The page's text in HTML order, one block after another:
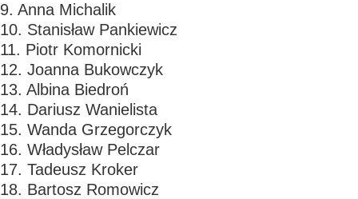
9. Anna Michalik
10. Stanisław Pankiewicz
11. Piotr Komornicki
12. Joanna Bukowczyk
13. Albina Biedroń
14. Dariusz Wanielista
15. Wanda Grzegorczyk
16. Władysław Pelczar
17. Tadeusz Kroker
18. Bartosz Romowicz